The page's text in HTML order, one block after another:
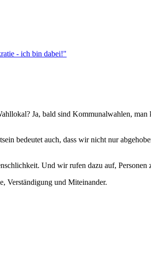
Ja, bald sind Kommunalwahlen,
bedeutet auch, dass wir nicht nur
Und wir rufen dazu auf,
Verständigung und Miteinander.